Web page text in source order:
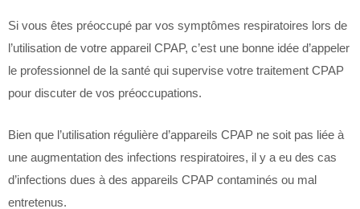
Si vous êtes préoccupé par vos symptômes respiratoires lors de
l’utilisation de votre appareil CPAP, c’est une bonne idée d’appeler
le professionnel de la santé qui supervise votre traitement CPAP
pour discuter de vos préoccupations.
Bien que l’utilisation régulière d’appareils CPAP ne soit pas liée à
une augmentation des infections respiratoires, il y a eu des cas
d’infections dues à des appareils CPAP contaminés ou mal
entretenus.